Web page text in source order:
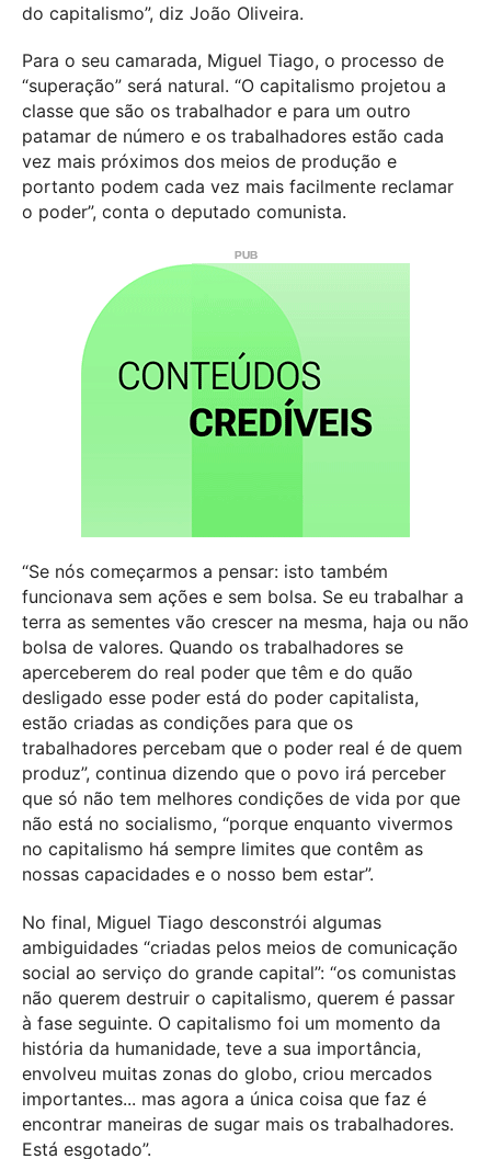
do capitalismo”, diz João Oliveira.
Para o seu camarada, Miguel Tiago, o processo de
“superação” será natural. “O capitalismo projetou a
classe que são os trabalhador e para um outro
patamar de número e os trabalhadores estão cada
vez mais próximos dos meios de produção e
portanto podem cada vez mais facilmente reclamar
o poder”, conta o deputado comunista.
“Se nós começarmos a pensar: isto também
funcionava sem ações e sem bolsa. Se eu trabalhar a
terra as sementes vão crescer na mesma, haja ou não
bolsa de valores. Quando os trabalhadores se
aperceberem do real poder que têm e do quão
desligado esse poder está do poder capitalista,
estão criadas as condições para que os
trabalhadores percebam que o poder real é de quem
produz”, continua dizendo que o povo irá perceber
que só não tem melhores condições de vida por que
não está no socialismo, “porque enquanto vivermos
no capitalismo há sempre limites que contêm as
nossas capacidades e o nosso bem estar”.
No final, Miguel Tiago desconstrói algumas
ambiguidades “criadas pelos meios de comunicação
social ao serviço do grande capital”: “os comunistas
não querem destruir o capitalismo, querem é passar
à fase seguinte. O capitalismo foi um momento da
história da humanidade, teve a sua importância,
envolveu muitas zonas do globo, criou mercados
importantes... mas agora a única coisa que faz é
encontrar maneiras de sugar mais os trabalhadores.
Está esgotado”.